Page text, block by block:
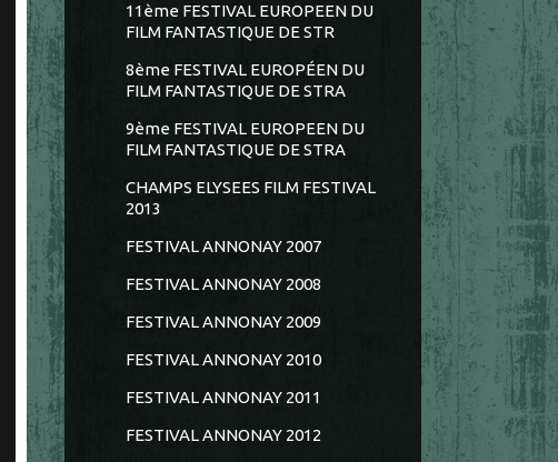
11ème FESTIVAL EUROPEEN DU
FILM FANTASTIQUE DE STR
8ème FESTIVAL EUROPÉEN DU
FILM FANTASTIQUE DE STRA
9ème FESTIVAL EUROPEEN DU
FILM FANTASTIQUE DE STRA
CHAMPS ELYSEES FILM FESTIVAL
2013
FESTIVAL ANNONAY 2007
FESTIVAL ANNONAY 2008
FESTIVAL ANNONAY 2009
FESTIVAL ANNONAY 2010
FESTIVAL ANNONAY 2011
FESTIVAL ANNONAY 2012